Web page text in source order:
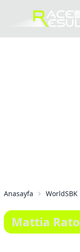
Anasayfa WorldSBK
Mattia Rato